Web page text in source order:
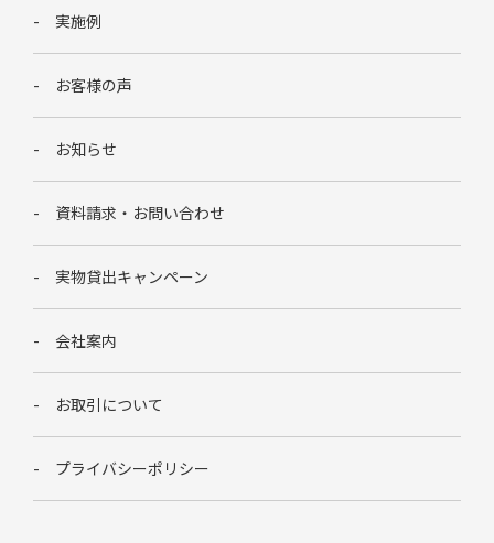
実施例
お客様の声
お知らせ
資料請求・お問い合わせ
実物貸出キャンペーン
会社案内
お取引について
プライバシーポリシー